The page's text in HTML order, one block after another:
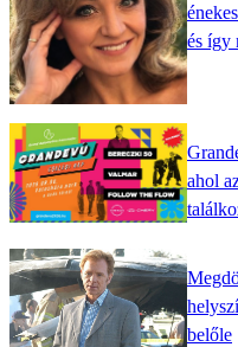
és így
ahol
belőle